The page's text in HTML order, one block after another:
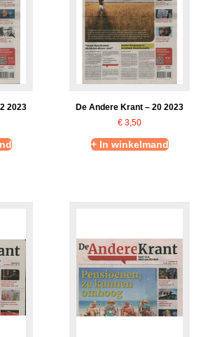
2023
De Andere Krant – 20 2023
€ 3,50
+ In winkelmand